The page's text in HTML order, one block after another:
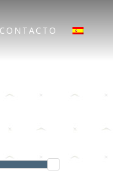
CONTACTO